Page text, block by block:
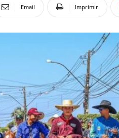
Email Imprimir